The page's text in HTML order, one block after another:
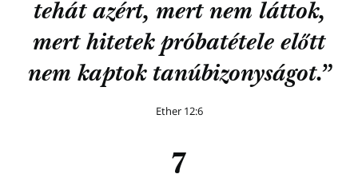
tehát azért, mert nem láttok,
mert hitetek próbatétele előtt
nem kaptok tanúbizonyságot.”
Ether 12:6
7